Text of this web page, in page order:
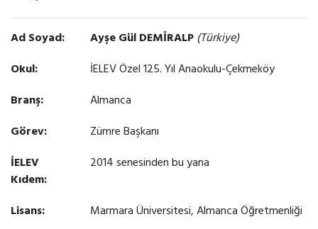
Ad Soyad: Ayşe GülDEMİRALP(Türkiye)
Okul:
İELEV Özel 125. Yıl Anaokulu-Çekmeköy
Branş:
Almanca
Görev:
Zümre Başkanı
İELEV
Kıdem:
2014 senesinden bu yana
Lisans:
Marmara Üniversitesi, Almanca Öğretmenliği